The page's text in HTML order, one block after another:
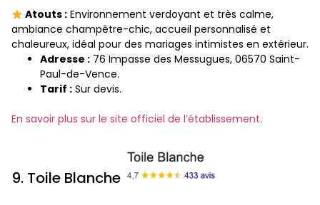
Atouts :Environnement verdoyant et très calme,
ambiance champêtre-chic, accueil personnalisé et
chaleureux, idéal pour des mariages intimistes en extérieur.
Adresse : 76 Impasse des Messugues, 06570 Saint-
Paul-de-Vence.
Tarif : Sur devis.
En savoir plus sur le site officiel de l’établissement.
9. Toile Blanche